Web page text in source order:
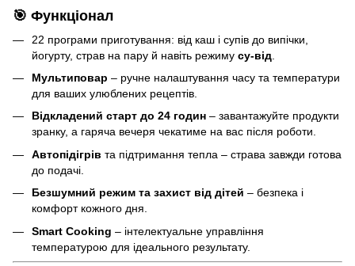
🎯 Функціонал
22 програми приготування: від каш і супів до випічки,
йогурту, страв на пару й навіть режиму су-від
Мультиповар – ручне налаштування часу та температури
для ваших улюблених рецептів.
Відкладений старт до 24 годин – завантажуйте продукти
зранку, а гаряча вечеря чекатиме на вас після роботи.
Автопідігрів та підтримання тепла – страва завжди готова
до подачі.
Безшумний режим та захист від дітей – безпека і
комфорт кожного дня.
Smart Cooking – інтелектуальне управління
температурою для ідеального результату.